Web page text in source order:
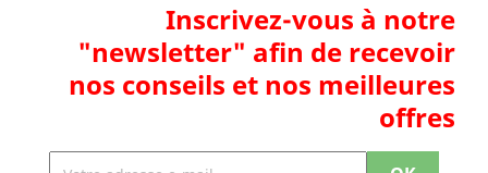
Inscrivez-vous à notre
"newsletter" afin de recevoir
nos conseils et nos meilleures
offres